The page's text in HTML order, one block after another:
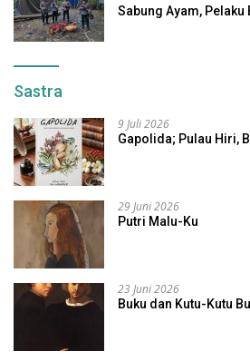
Sabung Ayam, Pelaku
Sastra
9 Juli 2026
Gapolida; Pulau Hiri,
29 Juni 2026
Putri Malu-Ku
23 Juni 2026
Buku dan Kutu-Kutu